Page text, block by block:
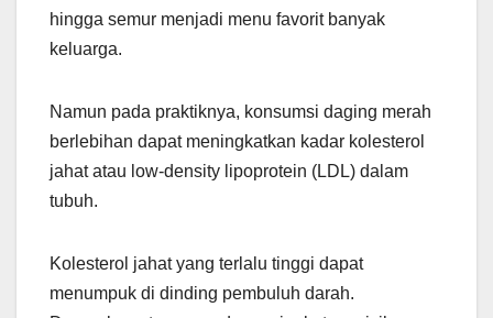
hingga semur menjadi menu favorit banyak
keluarga.
Namun pada praktiknya, konsumsi daging merah
berlebihan dapat meningkatkan kadar kolesterol
jahat atau low-density lipoprotein (LDL) dalam
tubuh.
Kolesterol jahat yang terlalu tinggi dapat
menumpuk di dinding pembuluh darah.